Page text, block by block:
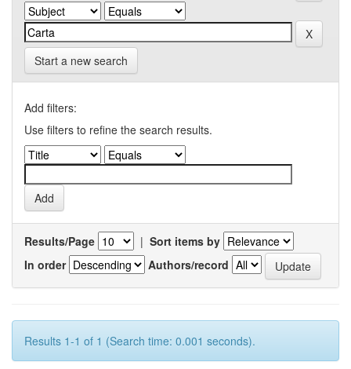
Start a new search
Add filters:
Use filters to refine the search results.
Results/Page | Sort items by
In order
Authors/record
Results 1-1 of 1 (Search time: 0.001 seconds).